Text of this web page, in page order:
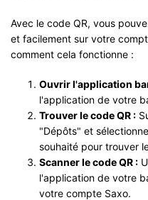
Avec le code QR, vous
et facilement sur votre
comment cela fonctionne :
Ouvrir l'application
l'application de votre
Trouver le code QR :
"Dépôts" et
souhaité pour trouver
Scanner le code QR :
l'application de votre
votre compte Saxo.